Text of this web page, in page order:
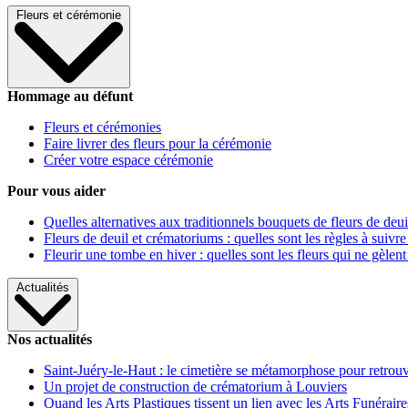
Fleurs et cérémonie
Hommage au défunt
Fleurs et cérémonies
Faire livrer des fleurs pour la cérémonie
Créer votre espace cérémonie
Pour vous aider
Quelles alternatives aux traditionnels bouquets de fleurs de
Fleurs de deuil et crématoriums : quelles sont les règles à
Fleurir une tombe en hiver : quelles sont les fleurs qui ne gèlent
Actualités
Nos actualités
Saint-Juéry-le-Haut : le cimetière se métamorphose pour
Un projet de construction de crématorium à Louviers
Quand les Arts Plastiques tissent un lien avec les Arts